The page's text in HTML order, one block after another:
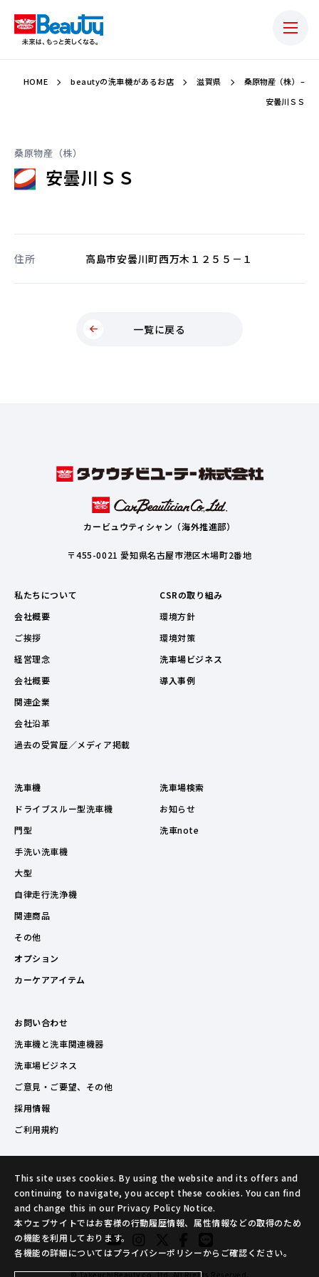
HOME beautyの洗車機があるお店 滋賀県
桑原物産（株） –
安曇川ＳＳ
桑原物産（株）
安曇川ＳＳ
住所 高島市安曇川町西万木１２５５－１
一覧に戻る
カービュウティシャン（海外推進部）
〒455-0021 愛知県名古屋市港区木場町2番地
私たちについて
会社概要
ご挨拶
経営理念
会社概要
関連企業
会社沿革
過去の受賞歴／メディア掲載
CSRの取り組み
環境方針
環境対策
洗車場ビジネス
導入事例
洗車機
ドライブスルー型洗車機
門型
手洗い洗車機
大型
自律走行洗浄機
関連商品
その他
オプション
カーケアアイテム
洗車場検索
お知らせ
洗車note
お問い合わせ
洗車機と洗車関連機器
洗車場ビジネス
ご意見・ご要望、その他
採用情報
ご利用規約
© TakeuchiBeauty co.,ltd. All Rights Reserved.
This site uses cookies. By using the website and its offers and
continuing to navigate, you accept these cookies. You can find
and change this in our Privacy Policy Notice.
本ウェブサイトではお客様の行動履歴情報、属性情報などの取得のため
の機能を利用しております。
各機能の詳細についてはプライバシーポリシーからご確認ください。